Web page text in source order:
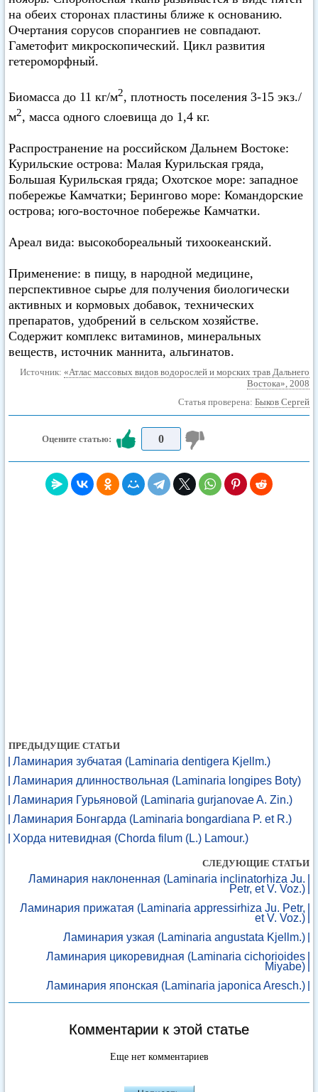
на обеих сторонах пластины ближе к основанию.
Очертания сорусов спорангиев не совпадают.
Гаметофит микроскопический. Цикл развития
гетероморфный.
Биомасса до 11 кг/м2, плотность поселения 3-15 экз./
м2, масса одного слоевища до 1,4 кг.
Распространение на российском Дальнем Востоке:
Курильские острова: Малая Курильская гряда,
Большая Курильская гряда; Охотское море: западное
побережье Камчатки; Берингово море: Командорские
острова; юго-восточное побережье Камчатки.
Ареал вида: высокобореальный тихоокеанский.
Применение: в пищу, в народной медицине,
перспективное сырье для получения биологически
активных и кормовых добавок, технических
препаратов, удобрений в сельском хозяйстве.
Содержит комплекс витаминов, минеральных
веществ, источник маннита, альгинатов.
Источник: «Атлас массовых видов водорослей и морских трав Дальнего
Востока», 2008
Статья проверена: Быков Сергей
Оцените статью: 0
ПРЕДЫДУЩИЕ СТАТЬИ
Ламинария зубчатая (Laminaria dentigera Kjellm.)
Ламинария длинноствольная (Laminaria longipes Boty)
Ламинария Гурьяновой (Laminaria gurjanovae A. Zin.)
Ламинария Бонгарда (Laminaria bongardiana P. et R.)
Хорда нитевидная (Chorda filum (L.) Lamour.)
СЛЕДУЮЩИЕ СТАТЬИ
Ламинария наклоненная (Laminaria inclinatorhiza Ju.
Petr, et V. Voz.)
Ламинария прижатая (Laminaria appressirhiza Ju. Petr,
et V. Voz.)
Ламинария узкая (Laminaria angustata Kjellm.)
Ламинария цикоревидная (Laminaria cichorioides
Miyabe)
Ламинария японская (Laminaria japonica Aresch.)
Комментарии к этой статье
Еще нет комментариев